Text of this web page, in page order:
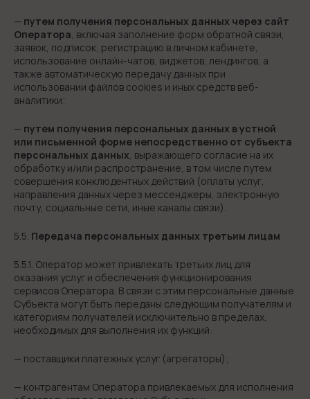
— путем получения персональных данных через сайт
Оператора, включая заполнение форм обратной связи,
заявок, подписок, регистрацию в личном кабинете,
использование онлайн-чатов, виджетов, лендингов, а
также автоматическую передачу данных при
использовании файлов cookies и иных средств веб-
аналитики;
— путем получения персональных данных в устной
или письменной форме непосредственно от субъекта
персональных данных, выражающего согласие на их
обработку и/или распространение, в том числе путем
совершения конклюдентных действий (оплаты услуг,
направления данных через мессенджеры, электронную
почту, социальные сети, иные каналы связи).
5.5. Передача персональных данных третьим лицам
5.5.1. Оператор может привлекать третьих лиц для
оказания услуг и обеспечения функционирования
сервисов Оператора. В связи с этим персональные данные
Субъекта могут быть переданы следующим получателям и
категориям получателей исключительно в пределах,
необходимых для выполнения их функций:
— поставщики платежных услуг (агрегаторы);
— контрагентам Оператора привлекаемых для исполнения